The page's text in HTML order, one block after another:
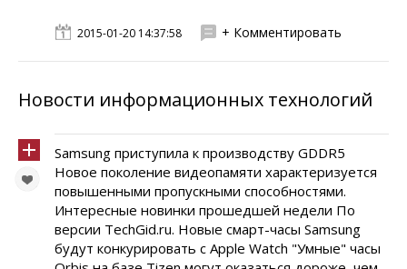
2015-01-20 14:37:58 + Комментировать
Новости информационных технологий
Samsung приступила к производству GDDR5
Новое поколение видеопамяти характеризуется
повышенными пропускными способностями.
Интересные новинки прошедшей недели По
версии TechGid.ru. Новые смарт-часы Samsung
будут конкурировать с Apple Watch "Умные" часы